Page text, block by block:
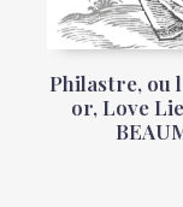
Philastre, ou
or, Love